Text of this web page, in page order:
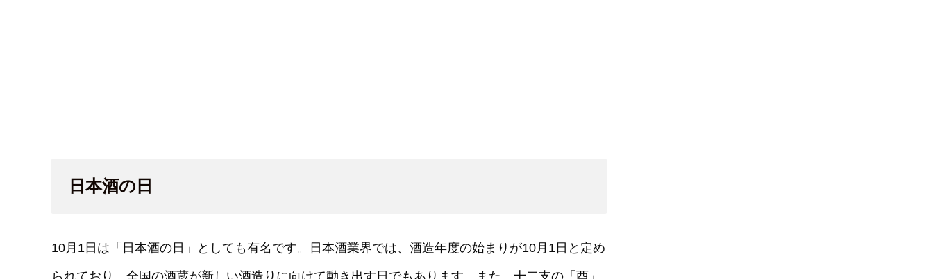
日本酒の日
10月1日は「日本酒の日」としても有名です。日本酒業界では、酒造年度の始まりが10月1日と定め
られており、全国の酒蔵が新しい酒造りに向けて動き出す日でもあります。また、十二支の「酉」